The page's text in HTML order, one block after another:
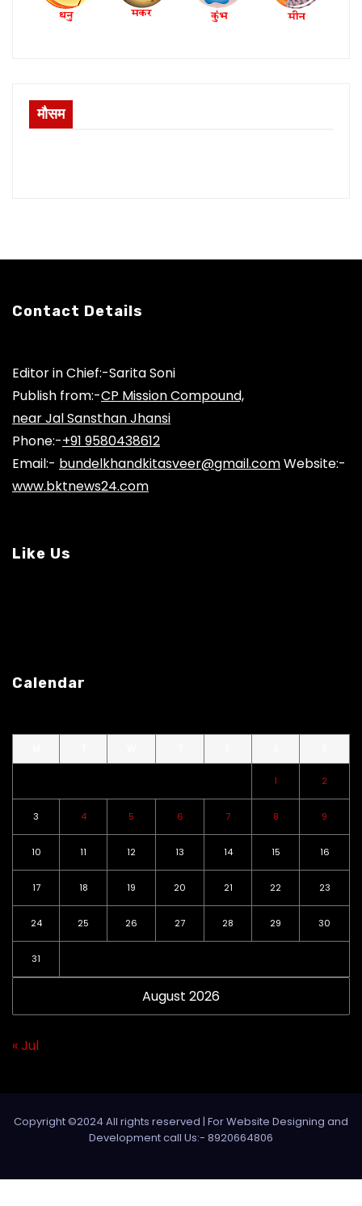
मौसम
Contact Details
Editor in Chief:-Sarita Soni
Publish from:-CP Mission Compound,
near Jal Sansthan Jhansi
Phone:-+91 9580438612
Email:- bundelkhandkitasveer@gmail.comWebsite:-
www.bktnews24.com
Like Us
Calendar
August 2026
1 2
3 4 5 6 7 8 9
10 11 12 13 14 15 16
17 18 19 20 21 22 23
24 25 26 27 28 29 30
31
« Jul
Copyright ©2024 All rights reserved | For Website Designing and
Development call Us:- 8920664806